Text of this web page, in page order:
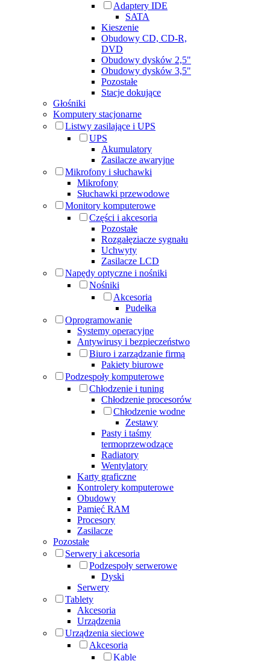
Adaptery IDE
SATA
Kieszenie
Obudowy CD, CD-R,
DVD
Obudowy dysków 2,5"
Obudowy dysków 3,5"
Pozostałe
Stacje dokujące
Głośniki
Komputery stacjonarne
Listwy zasilające i UPS
UPS
Akumulatory
Zasilacze awaryjne
Mikrofony i słuchawki
Mikrofony
Słuchawki przewodowe
Monitory komputerowe
Części i akcesoria
Pozostałe
Rozgałęziacze sygnału
Uchwyty
Zasilacze LCD
Napędy optyczne i nośniki
Nośniki
Akcesoria
Pudełka
Oprogramowanie
Systemy operacyjne
Antywirusy i bezpieczeństwo
Biuro i zarządzanie firmą
Pakiety biurowe
Podzespoły komputerowe
Chłodzenie i tuning
Chłodzenie procesorów
Chłodzenie wodne
Zestawy
Pasty i taśmy
termoprzewodzące
Radiatory
Wentylatory
Karty graficzne
Kontrolery komputerowe
Obudowy
Pamięć RAM
Procesory
Zasilacze
Pozostałe
Serwery i akcesoria
Podzespoły serwerowe
Dyski
Serwery
Tablety
Akcesoria
Urządzenia
Urządzenia sieciowe
Akcesoria
Kable